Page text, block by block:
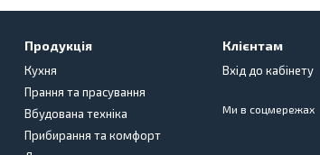
Продукція
Кухня
Прання та прасування
Вбудована техніка
Прибирання та комфорт
Клієнтам
Вхід до кабінету
Ми в соцмережах